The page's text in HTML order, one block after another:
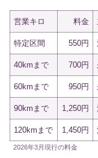
営業キロ 料金
特定区間 550円
40kmまで 700円
60kmまで 950円
90kmまで 1,250円
120kmまで 1,450円
2026年3月現行の料金